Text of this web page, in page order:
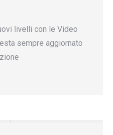
livelli con le Video
sempre aggiornato